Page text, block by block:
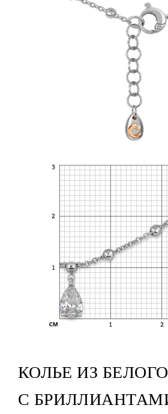
КОЛЬЕ ИЗ
С